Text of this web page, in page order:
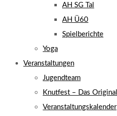
AH SG Tal
AH Ü60
Spielberichte
Yoga
Veranstaltungen
Jugendteam
Knutfest – Das Original
Veranstaltungskalender